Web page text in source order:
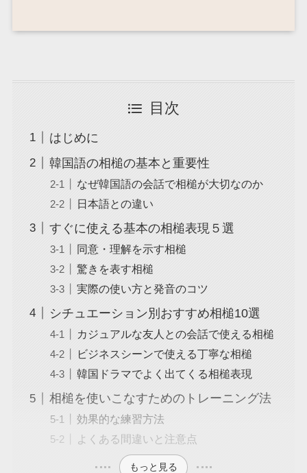
目次
はじめに
韓国語の相槌の基本と重要性
なぜ韓国語の会話で相槌が大切なのか
日本語との違い
すぐに使える基本の相槌表現５選
同意・理解を示す相槌
驚きを表す相槌
実際の使い方と発音のコツ
シチュエーション別おすすめ相槌10選
カジュアルな友人との会話で使える相槌
ビジネスシーンで使える丁寧な相槌
韓国ドラマでよく出てくる相槌表現
相槌を使いこなすためのトレーニング法
効果的な練習方法
よくある間違いと注意点
もっと見る